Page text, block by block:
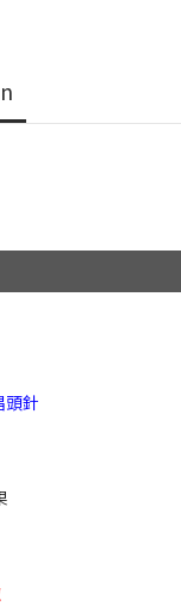
頭針